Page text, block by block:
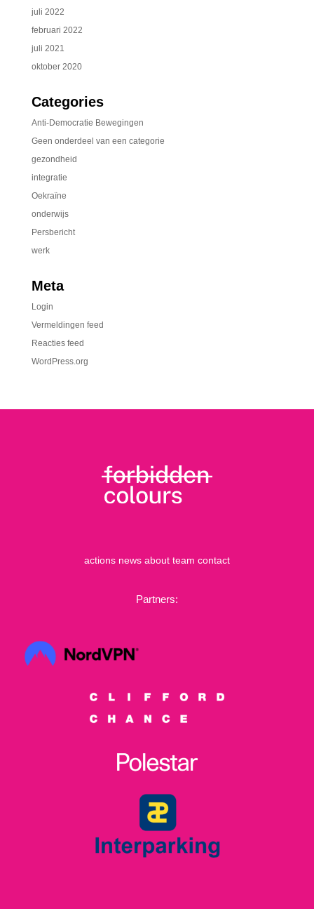
juli 2022
februari 2022
juli 2021
oktober 2020
Categories
Anti-Democratie Bewegingen
Geen onderdeel van een categorie
gezondheid
integratie
Oekraïne
onderwijs
Persbericht
werk
Meta
Login
Vermeldingen feed
Reacties feed
WordPress.org
actions news about team contact
Partners: